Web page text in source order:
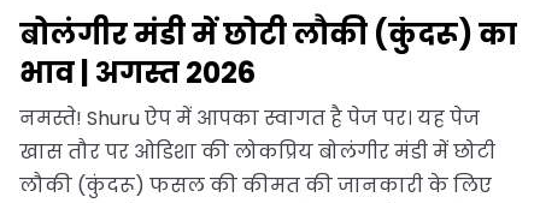
बोलंगीर मंडी में छोटी लौकी (कुंदरू) का
भाव | अगस्त 2026
नमस्ते! Shuru ऐप में आपका स्वागत है पेज पर। यह पेज
खास तौर पर ओडिशा की लोकप्रिय बोलंगीर मंडी में छोटी
लौकी (कुंदरू) फसल की कीमत की जानकारी के लिए